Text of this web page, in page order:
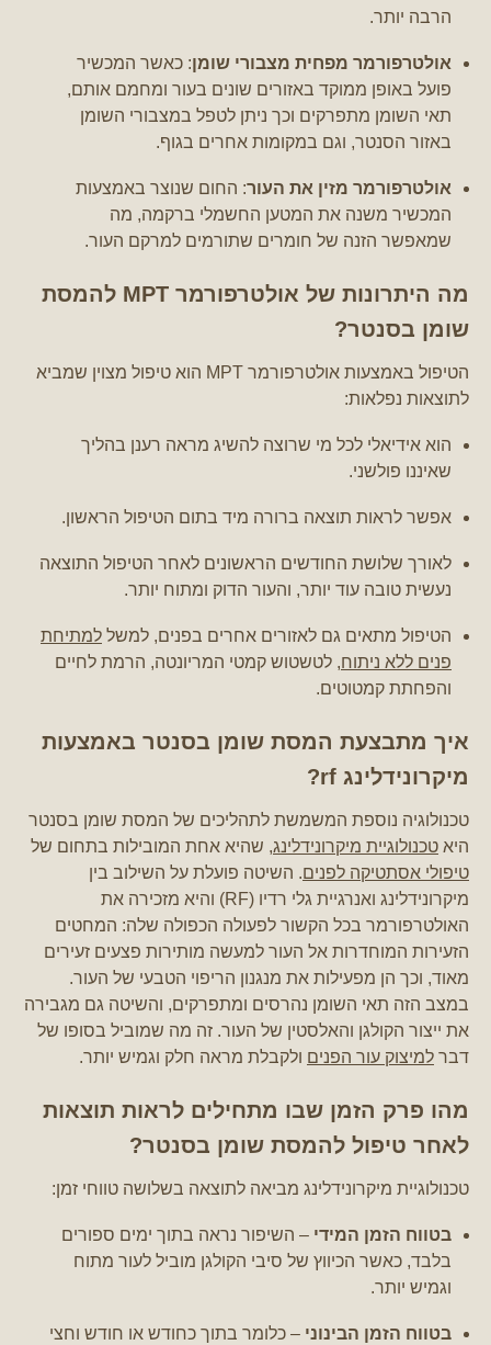
הרבה יותר.
אולטרפורמר מפחית מצבורי שומן: כאשר המכשיר
פועל באופן ממוקד באזורים שונים בעור ומחמם אותם,
תאי השומן מתפרקים וכך ניתן לטפל במצבורי השומן
באזור הסנטר, וגם במקומות אחרים בגוף.
אולטרפורמר מזין את העור: החום שנוצר באמצעות
המכשיר משנה את המטען החשמלי ברקמה, מה
שמאפשר הזנה של חומרים שתורמים למרקם העור.
מה היתרונות של אולטרפורמר MPT להמסת
שומן בסנטר?
הטיפול באמצעות אולטרפורמר MPT הוא טיפול מצוין שמביא
לתוצאות נפלאות:
הוא אידיאלי לכל מי שרוצה להשיג מראה רענן בהליך
שאיננו פולשני.
אפשר לראות תוצאה ברורה מיד בתום הטיפול הראשון.
לאורך שלושת החודשים הראשונים לאחר הטיפול התוצאה
נעשית טובה עוד יותר, והעור הדוק ומתוח יותר.
הטיפול מתאים גם לאזורים אחרים בפנים, למשל למתיחת
פנים ללא ניתוח, לטשטוש קמטי המריונטה, הרמת לחיים
והפחתת קמטוטים.
איך מתבצעת המסת שומן בסנטר באמצעות
מיקרונידלינג rf?
טכנולוגיה נוספת המשמשת לתהליכים של המסת שומן בסנטר
היא טכנולוגיית מיקרונידלינג, שהיא אחת המובילות בתחום של
טיפולי אסתטיקה לפנים. השיטה פועלת על השילוב בין
מיקרונידלינג ואנרגיית גלי רדיו (RF) והיא מזכירה את
האולטרפורמר בכל הקשור לפעולה הכפולה שלה: המחטים
הזעירות המוחדרות אל העור למעשה מותירות פצעים זעירים
מאוד, וכך הן מפעילות את מנגנון הריפוי הטבעי של העור.
במצב הזה תאי השומן נהרסים ומתפרקים, והשיטה גם מגבירה
את ייצור הקולגן והאלסטין של העור. זה מה שמוביל בסופו של
דבר למיצוק עור הפנים ולקבלת מראה חלק וגמיש יותר.
מהו פרק הזמן שבו מתחילים לראות תוצאות
לאחר טיפול להמסת שומן בסנטר?
טכנולוגיית מיקרונידלינג מביאה לתוצאה בשלושה טווחי זמן:
בטווח הזמן המידי – השיפור נראה בתוך ימים ספורים
בלבד, כאשר הכיווץ של סיבי הקולגן מוביל לעור מתוח
וגמיש יותר.
בטווח הזמן הבינוני – כלומר בתוך כחודש או חודש וחצי